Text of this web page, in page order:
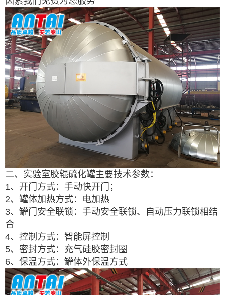
二、实验室胶辊硫化罐主要技术参数：
1、开门方式：手动快开门；
2、罐体加热方式：电加热
3、罐门安全联锁：手动安全联锁、自动压力联锁相结
合
4、控制方式：智能屏控制
5、密封方式：充气硅胶密封圈
6、保温方式：罐体外保温方式